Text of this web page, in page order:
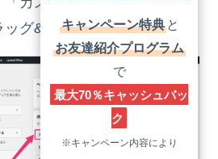
グ&ドロップします。
キャンペーン特典と
お友達紹介プログラム
で
最大70％キャッシュバッ
ク
※キャンペーン内容により